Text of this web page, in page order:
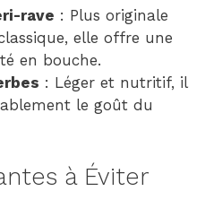
rave : Plus originale
elle offre une
en bouche.
: Léger et nutritif, il
le goût du
à Éviter